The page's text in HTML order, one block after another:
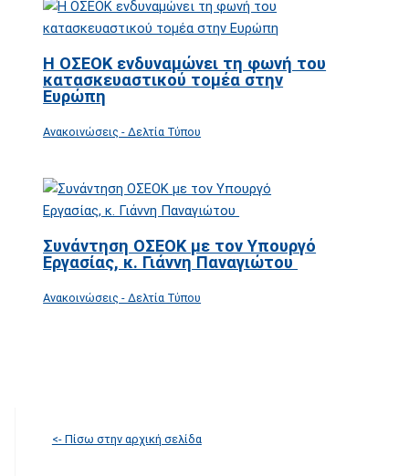
Η ΟΣΕΟΚ ενδυναμώνει τη φωνή του
κατασκευαστικού τομέα στην
Ευρώπη
Ανακοινώσεις - Δελτία Τύπου
Συνάντηση ΟΣΕΟΚ με τον Υπουργό
Εργασίας, κ. Γιάννη Παναγιώτου
Ανακοινώσεις - Δελτία Τύπου
<- Πίσω στην αρχική σελίδα